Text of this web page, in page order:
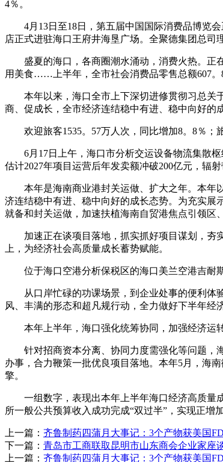
4％。
4月13日至18日，第五届中国国际消费品博览会
店正式进驻海口王府井海垦广场。全聚德集团总司
盛夏的海口，各商圈潮水涌动，消费火热。正在
用美食……上半年，全市社会消费品零售总额607。
本年以来，海口全市上下深切进修贯彻习总关于
商、促成长，全市经济连结稳中有进、稳中向好的
欢迎旅客1535。57万人次，同比增加8。8％；旅
6月17日上午，海口市分析交运设备物流集散枢
估计2027年项目运营后年发卖额冲破200亿元，辐
本年是海南商业港封关运做、扩大之年。本年以
济连结稳中有进、稳中向好的成长态势。为充实
就备和封关运做，加速扶植海南自贸港焦点引领区
加速正在谈项目落地，抓实抓好项目谋划，夯实
上，为经济社会高质量成长蓄势赋能。
位于海口空港分析保税区的海口美兰空港吉耐斯
从口岸忙碌的功课场景，到企业处事的便利体
风、丰满的形态和超凡规行动，全力做好下半年经
本年上半年，海口强化统筹协同，加强经济运转
针对招商资本分离、协同力度需强化等问题，海
办事，合力鞭策一批优良项目落地。本年5月，海
擎。
一组数字，表现出本年上半年海口经济高质量成
所一般公共预算收入成功完成“双过半”，实现正增
上一篇： 齐鲁制药四蒲月大事记：3个产物获美国
下一篇： 青岛市工商联取昆明市山东商会企业家座
上一篇： 齐鲁制药四蒲月大事记：3个产物获美国